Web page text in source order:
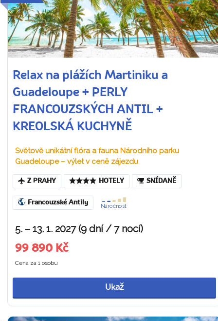
Relax na plážích Martiniku a
Guadeloupe + PERLY
FRANCOUZSKÝCH ANTIL +
KREOLSKÁ KUCHYNĚ
Světově unikátní flóra a fauna Národního parku
Guadeloupe – výlet v ceně zájezdu
Z PRAHY HOTELY SNÍDANĚ
Francouzské Antily
Náročnost
5. – 13. 1. 2027 (9 dní / 7 nocí)
99 890 Kč
Cena za 1 osobu
Ukaž